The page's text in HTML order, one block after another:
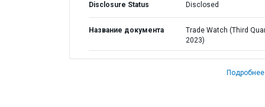
Disclosure Status Disclosed
Название документа
Trade Watch (Third
2023)
Подробнее